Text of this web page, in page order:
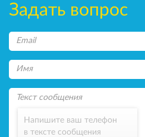
Задать вопрос
Напишите ваш телефон
в тексте сообщения